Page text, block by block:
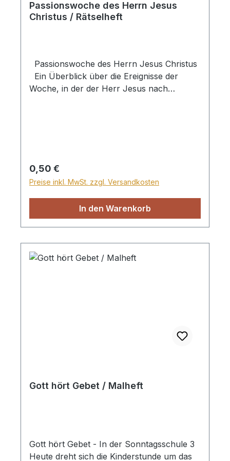
Passionswoche des Herrn Jesus
Christus / Rätselheft
Passionswoche des Herrn Jesus Christus
Ein Überblick über die Ereignisse der
Woche, in der der Herr Jesus nach
manchmal mittels QR-Codes passende
Videos auf den Entdeckerseiten ansehen.
Schenken Sie Kindern eine wertvolle
Woche vor Ostern. Heft, DIN A5
Regulärer Preis:
0,50 €
Preise inkl. MwSt. zzgl. Versandkosten
In den Warenkorb
Gott hört Gebet / Malheft
Gott hört Gebet - In der Sonntagsschule 3
Heute dreht sich die Kinderstunde um das